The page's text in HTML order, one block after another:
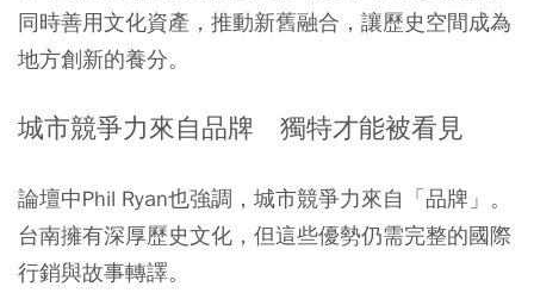
同時善用文化資產，推動新舊融合，讓歷史空間成為
地方創新的養分。
城市競爭力來自品牌 獨特才能被看見
論壇中Phil Ryan也強調，城市競爭力來自「品牌」。
台南擁有深厚歷史文化，但這些優勢仍需完整的國際
行銷與故事轉譯。